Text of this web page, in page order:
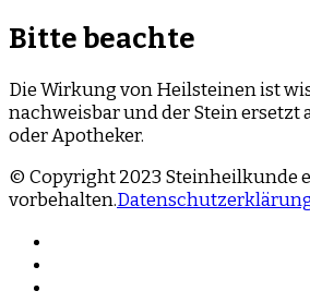
Bitte beachte
Die Wirkung von Heilsteinen ist
nachweisbar und der Stein ersetzt
oder Apotheker.
© Copyright 2023 Steinheilkunde
vorbehalten.